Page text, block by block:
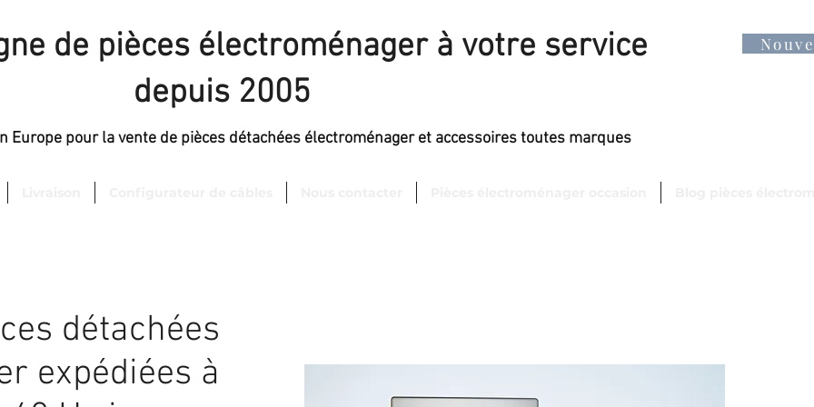
de pièces électroménager à votre service
depuis 2005
Europe pour la vente de pièces détachées électroménager et accessoires toutes marques
détachées
expédiées à